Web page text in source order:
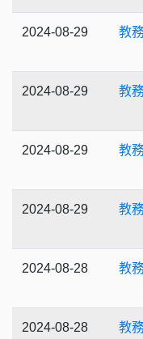
2024-08-29 教
2024-08-29 教
2024-08-29 教
2024-08-29 教
2024-08-28 教
2024-08-28 教